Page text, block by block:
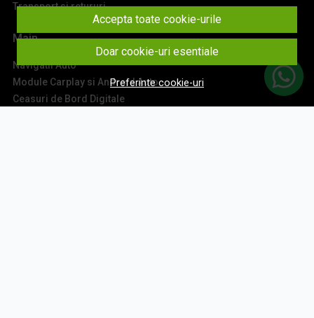
Accepta toate cookie-urile
Doar cookie-uri esentiale
Preferinte cookie-uri
Transport si retururi
Main
Navigatii Auto
Module Carplay si Android Auto
Ceasuri de Bord Digitale